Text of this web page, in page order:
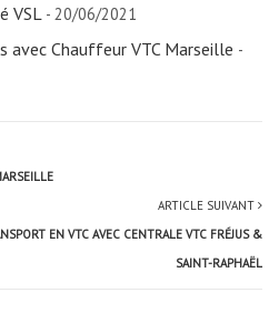
VSL - 20/06/2021
avec Chauffeur VTC Marseille -
ARTICLE SUIVANT
EN VTC AVEC CENTRALE VTC FRÉJUS &
SAINT-RAPHAËL